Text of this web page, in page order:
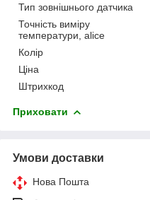
Тип зовнішнього датчика
Точність виміру
температури, alice
Колір
Ціна
Штрихкод
Приховати
Умови доставки
Нова Пошта